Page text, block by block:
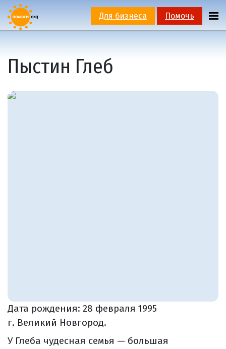
Для бизнеса Помочь
Пыстин Глеб
Дата рождения: 28 февраля 1995
г. Великий Новгород.
У Глеба чудесная семья — большая